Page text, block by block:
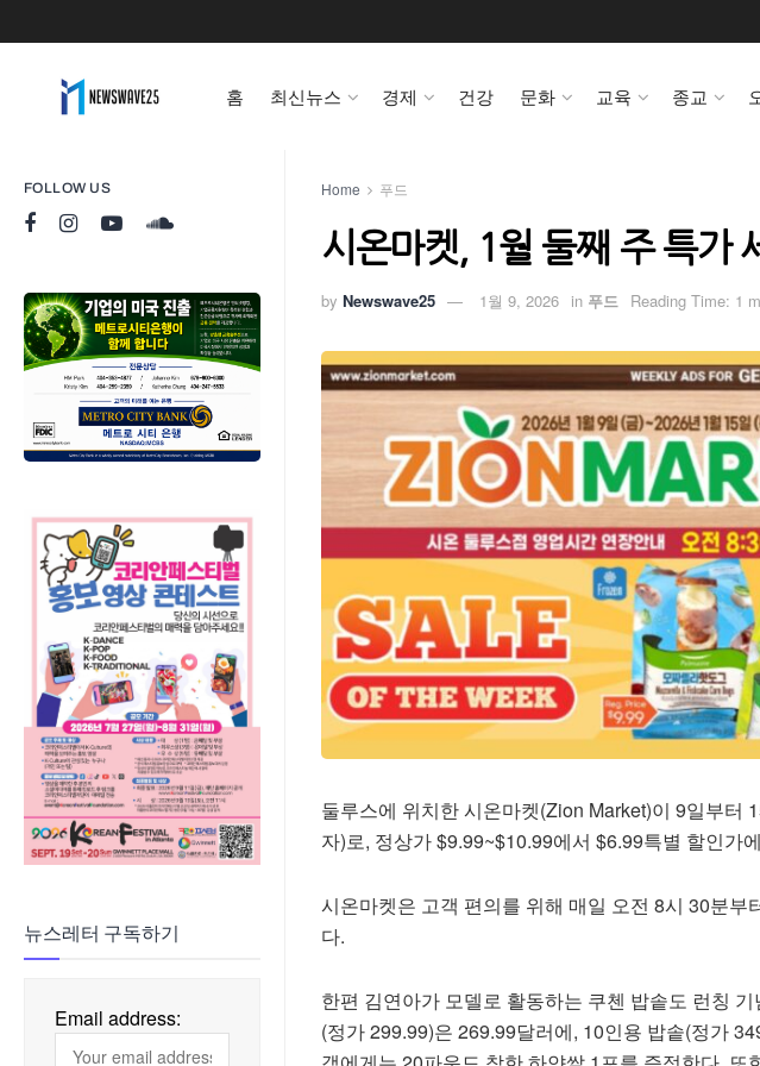
FOLLOW US
뉴스레터 구독하기
Email address:
홈 최신뉴스 경제 건강 문화 교육 종교
Home 푸드
시온마켓, 1월 둘째 주 특가
by Newswave25 1월 9, 2026 in 푸드 Reading Time: 1
둘루스에 위치한 시온마켓(Zion Market)이 9일부터
자)로, 정상가 $9.99~$10.99에서 $6.99특별 할인가
시온마켓은 고객 편의를 위해 매일 오전 8시 30분
다.
한편 김연아가 모델로 활동하는 쿠첸 밥솥도 런칭
(정가 299.99)은 269.99달러에, 10인용 밥솥(정가